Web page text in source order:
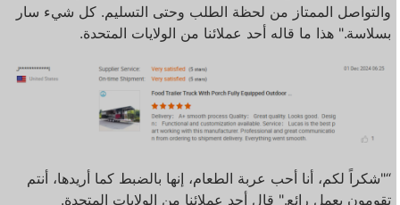
والتواصل الممتاز من لحظة الطلب وحتى التسليم. كل شيء سار
بسلاسة." هذا ما قاله أحد عملائنا من الولايات المتحدة.
“"شكراً لكم، أنا أحب عربة الطعام، إنها بالضبط كما أريدها، أنتم
تقومون بعمل رائع." قال أحد عملائنا من الولايات المتحدة.